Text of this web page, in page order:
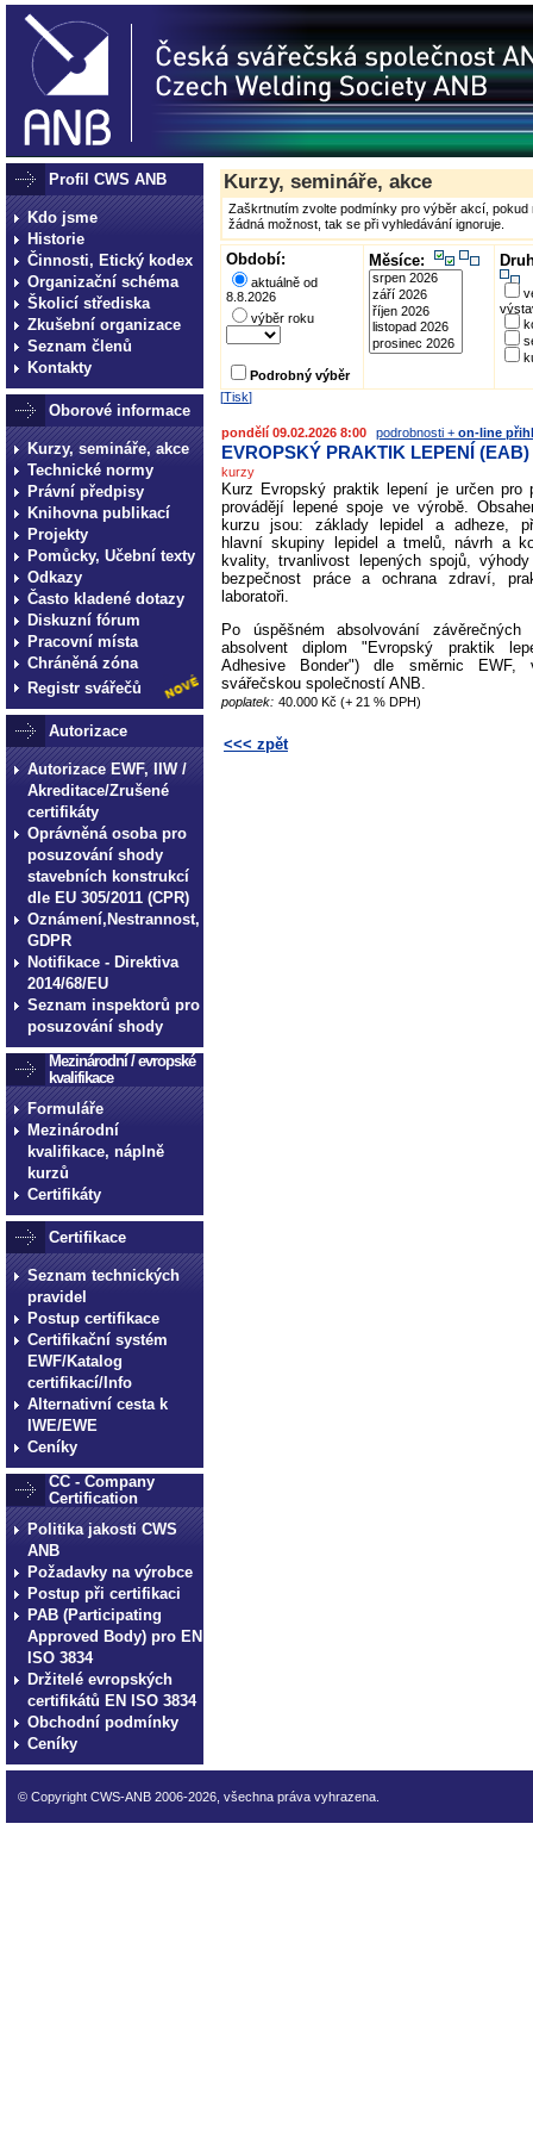
Profil CWS ANB
Kdo jsme
Historie
Činnosti, Etický kodex
Organizační schéma
Školicí střediska
Zkušební organizace
Seznam členů
Kontakty
Oborové informace
Kurzy, semináře, akce
Technické normy
Právní předpisy
Knihovna publikací
Projekty
Pomůcky, Učební texty
Odkazy
Často kladené dotazy
Diskuzní fórum
Pracovní místa
Chráněná zóna
Registr svářečů
Autorizace
Autorizace EWF, IIW /
Akreditace/Zrušené
certifikáty
Oprávněná osoba pro
posuzování shody
stavebních konstrukcí
dle EU 305/2011 (CPR)
Oznámení,Nestrannost,
GDPR
Notifikace - Direktiva
2014/68/EU
Seznam inspektorů pro
posuzování shody
Mezinárodní / evropské
kvalifikace
Formuláře
Mezinárodní
kvalifikace, náplně
kurzů
Certifikáty
Certifikace
Seznam technických
pravidel
Postup certifikace
Certifikační systém
EWF/Katalog
certifikací/Info
Alternativní cesta k
IWE/EWE
Ceníky
CC - Company
Certification
Politika jakosti CWS
ANB
Požadavky na výrobce
Postup při certifikaci
PAB (Participating
Approved Body) pro EN
ISO 3834
Držitelé evropských
certifikátů EN ISO 3834
Obchodní podmínky
Ceníky
Kurzy, semináře, akce
Zaškrtnutím zvolte podmínky pro výběr akcí,
žádná možnost, tak se při vyhledávání ignoruje.
Období:
aktuálně od
8.8.2026
výběr roku
Podrobný výběr
Měsíce:
[Tisk]
pondělí 09.02.2026 8:00 podrobnosti + on-line
EVROPSKÝ PRAKTIK LEPENÍ (EAB)
kurzy
Kurz Evropský praktik lepení je určen pro
provádějí lepené spoje ve výrobě.
kurzu jsou: základy lepidel a adheze,
hlavní skupiny lepidel a tmelů, návrh a
kvality, trvanlivost lepených spojů,
bezpečnost práce a ochrana zdraví,
laboratoři.
Po úspěšném absolvování závěrečných
absolvent diplom "Evropský praktik
Adhesive Bonder") dle směrnic EWF,
svářečskou společ­ností ANB.
poplatek: 40.000 Kč (+ 21 % DPH)
<<< zpět
© Copyright CWS-ANB 2006-2026, všechna práva vyhrazena.